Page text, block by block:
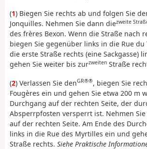
(1) Biegen Sie rechts ab und folgen Sie
Jonquilles. Nehmen Sie dann diezweite
des frères Bexon. Wenn die Straße nach
biegen Sie gegenüber links in die Rue du
die erste Straße rechts (eine Sackgasse)
gehen Sie weiter bis zurzweiten Straße
(2) Verlassen Sie denGR®®, biegen Sie
Fougères ein und gehen Sie etwa 200 m
Durchgang auf der rechten Seite, der
Absperrpfosten versperrt ist. Nehmen
auf der rechten Seite. Am Ende des
links in die Rue des Myrtilles ein und
Straße rechts. Siehe Praktische